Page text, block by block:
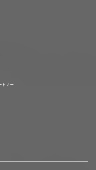
トナー